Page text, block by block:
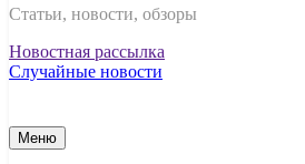
Статьи, новости, обзоры
Новостная рассылка
Случайные новости
Меню